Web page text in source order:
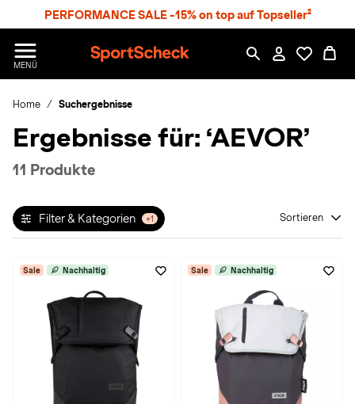
PERFORMANCE SALE -15% on top auf Topseller²
MENÜ
p
r
S
h
k
Home Suchergebnisse
Ergebnisse für: ‘AEVOR’
11 Produkte
Filter & Kategorien +1 Sortieren
Sale Nachhaltig Sale Nachhaltig